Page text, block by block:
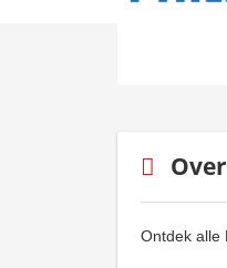
Ontdek alle